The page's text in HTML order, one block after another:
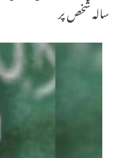
سالہ شخص پر